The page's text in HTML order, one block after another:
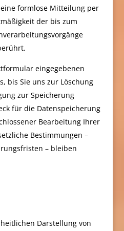
formlose Mitteilung per
der bis zum
eingegebenen
bis Sie uns zur Löschung
zur Speicherung
für die Datenspeicherung
Bearbeitung Ihrer
Bestimmungen –
– bleiben
Darstellung von